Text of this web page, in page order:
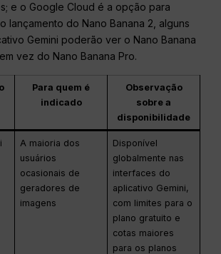
e o Google Cloud é a opção para
lançamento do Nano Banana 2, alguns
Gemini poderão ver o Nano Banana
vez do Nano Banana Pro.
Para quem é
indicado
Observação
sobre a
disponibilidade
A maioria dos
usuários
ocasionais de
geradores de
imagens
Disponível
globalmente nas
interfaces do
aplicativo Gemini,
com limites para o
plano gratuito e
cotas maiores
para os planos